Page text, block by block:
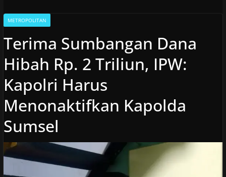
METROPOLITAN
Terima Sumbangan Dana
Hibah Rp. 2 Triliun, IPW:
Kapolri Harus
Menonaktifkan Kapolda
Sumsel